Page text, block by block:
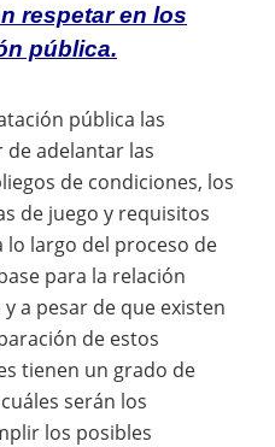
respetar en los
pública.
pública las
adelantar las
de condiciones, los
de juego y requisitos
lo largo del proceso de
para la relación
a pesar de que existen
de estos
tienen un grado de
serán los
los posibles